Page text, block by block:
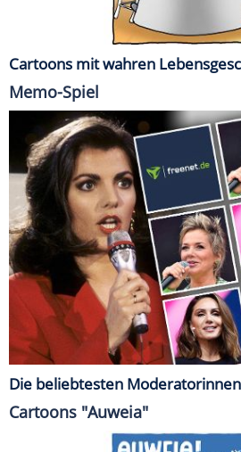
Cartoons mit wahren
Memo-Spiel
Die beliebtesten
Cartoons "Auweia"